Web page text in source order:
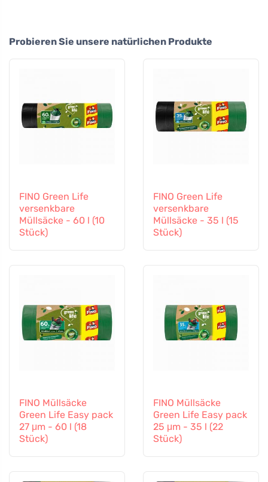
Probieren Sie unsere natürlichen Produkte
FINO Green Life
versenkbare
Müllsäcke - 60 l (10
Stück)
FINO Green Life
versenkbare
Müllsäcke - 35 l (15
Stück)
FINO Müllsäcke
Green Life Easy pack
27 μm - 60 l (18
Stück)
FINO Müllsäcke
Green Life Easy pack
25 μm - 35 l (22
Stück)